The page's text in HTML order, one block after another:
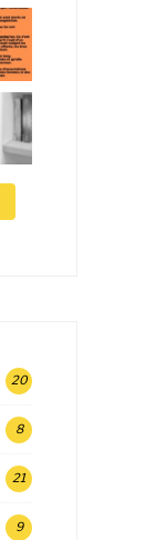
20
8
21
9